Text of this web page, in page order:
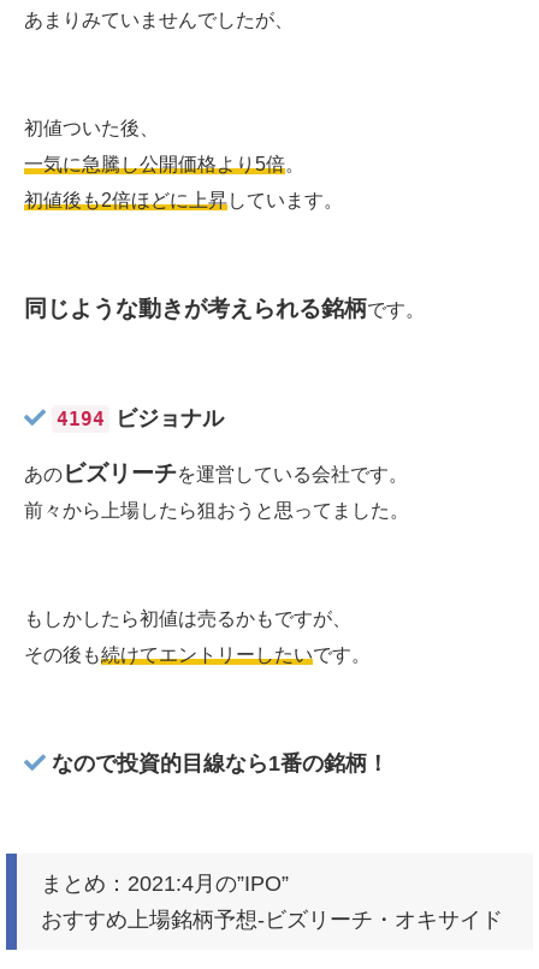
あまりみていませんでしたが、
初値ついた後、
一気に急騰し公開価格より5倍。
初値後も2倍ほどに上昇しています。
同じような動きが考えられる銘柄です。
4194 ビジョナル
あのビズリーチを運営している会社です。
前々から上場したら狙おうと思ってました。
もしかしたら初値は売るかもですが、
その後も続けてエントリーしたいです。
なので投資的目線なら1番の銘柄！
まとめ：2021:4月の”IPO”
おすすめ上場銘柄予想-ビズリーチ・オキサイド